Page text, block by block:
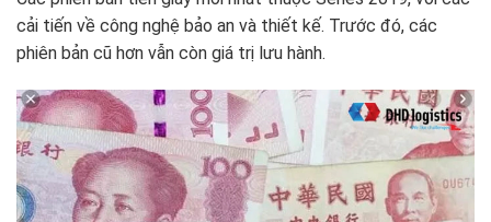
cải tiến về công nghệ bảo an và thiết kế. Trước đó, các
phiên bản cũ hơn vẫn còn giá trị lưu hành.